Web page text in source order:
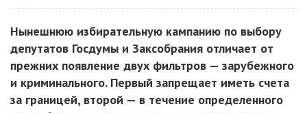
Нынешнюю избирательную кампанию по выбору
депутатов Госдумы и Заксобрания отличает от
прежних появление двух фильтров — зарубежного
и криминального. Первый запрещает иметь счета
за границей, второй — в течение определенного